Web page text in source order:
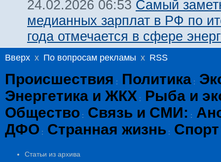
24.02.2026 06:53 Самый
медианных зарплат в РФ по
года отмечается в сфере
Вверх x По вопросам рекламы x RSS
Происшествия : Политика :
Энергетика и ЖКХ :
Рыба и
Общество : Связь и СМИ: :
ДФО : Странная жизнь : Спорт
Статьи из архива